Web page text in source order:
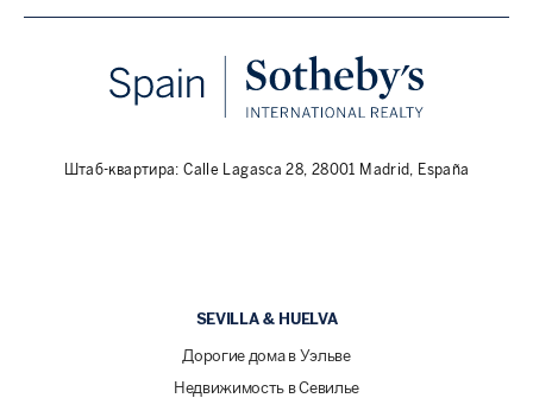
Штаб-квартира: Calle Lagasca 28, 28001 Madrid, España
SEVILLA & HUELVA
Дорогие дома в Уэльве
Недвижимость в Севилье